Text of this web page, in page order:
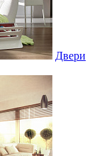
Двери